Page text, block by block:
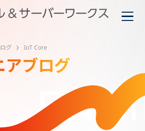
グ IoT Core
アブログ